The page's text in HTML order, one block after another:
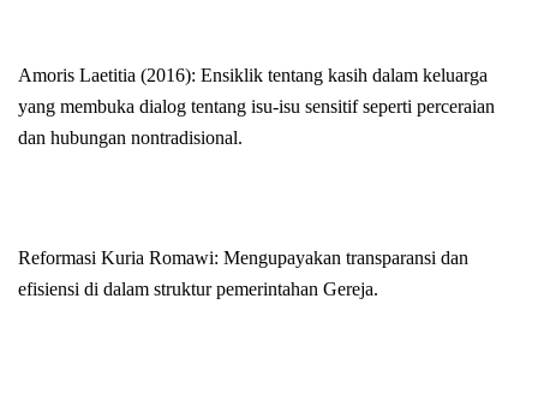
Amoris Laetitia (2016): Ensiklik tentang kasih dalam keluarga
yang membuka dialog tentang isu-isu sensitif seperti perceraian
dan hubungan nontradisional.
Reformasi Kuria Romawi: Mengupayakan transparansi dan
efisiensi di dalam struktur pemerintahan Gereja.